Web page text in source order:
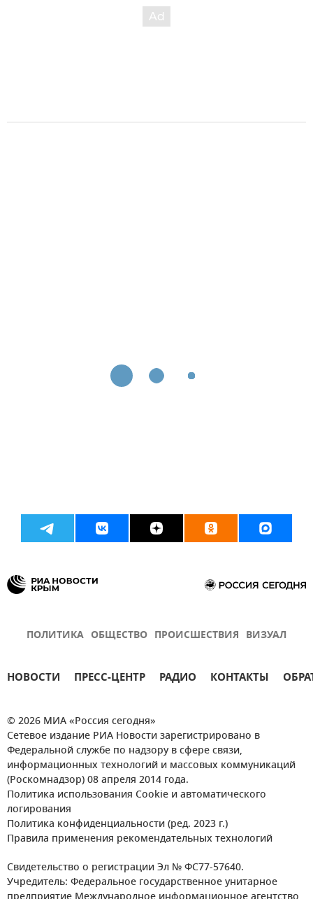
ПОЛИТИКА ОБЩЕСТВО ПРОИСШЕСТВИЯ ВИЗУАЛ
НОВОСТИ ПРЕСС-ЦЕНТР РАДИО КОНТАКТЫ
© 2026 МИА «Россия сегодня»
Сетевое издание РИА Новости зарегистрировано в
Федеральной службе по надзору в сфере связи,
информационных технологий и массовых коммуникаций
(Роскомнадзор) 08 апреля 2014 года.
Политика использования Cookie и автоматического
логирования
Политика конфиденциальности (ред. 2023 г.)
Правила применения рекомендательных технологий
Свидетельство о регистрации Эл № ФС77-57640.
Учредитель: Федеральное государственное унитарное